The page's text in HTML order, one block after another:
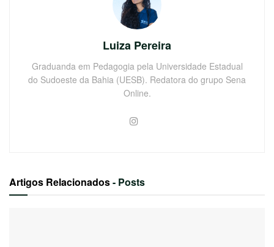
Luiza Pereira
Graduanda em Pedagogia pela Universidade Estadual
do Sudoeste da Bahia (UESB). Redatora do grupo Sena
Online.
Artigos Relacionados- Posts